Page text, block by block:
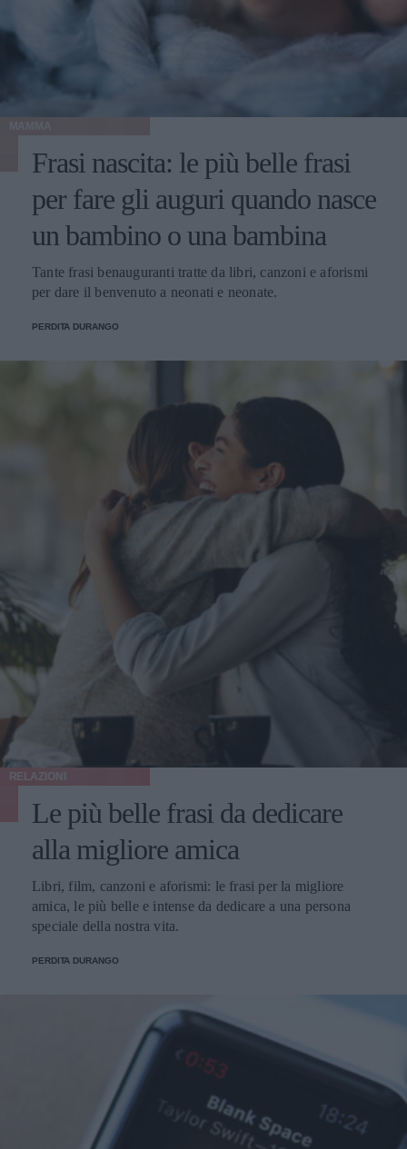
Frasi nascita: le più belle frasi
per fare gli auguri quando nasce
un bambino o una bambina
Tante frasi benauguranti tratte da libri, canzoni e aforismi
per dare il benvenuto a neonati e neonate.
PERDITA DURANGO
RELAZIONI
Le più belle frasi da dedicare
alla migliore amica
Libri, film, canzoni e aforismi: le frasi per la migliore
amica, le più belle e intense da dedicare a una persona
speciale della nostra vita.
PERDITA DURANGO